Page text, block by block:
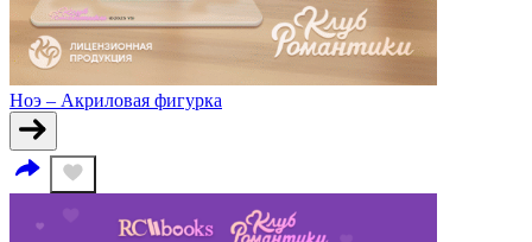
Ноэ – Акриловая фигурка